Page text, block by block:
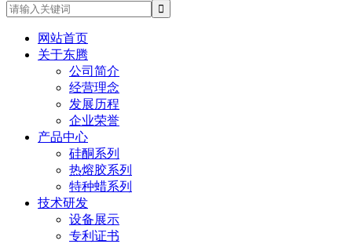
网站首页
关于东腾
公司简介
经营理念
发展历程
企业荣誉
产品中心
硅酮系列
热熔胶系列
特种蜡系列
技术研发
设备展示
专利证书